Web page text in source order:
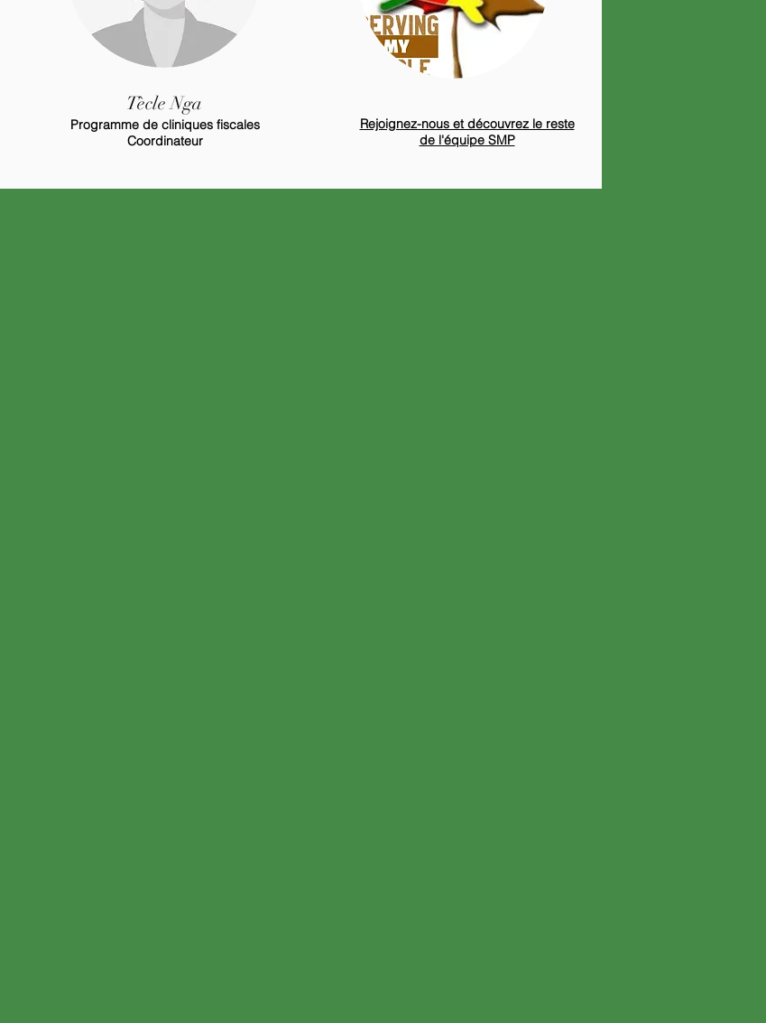
Tècle Nga
Programme de cliniques fiscales
Coordinateur
Rejoignez-nous et découvrez le reste
de l'équipe SMP